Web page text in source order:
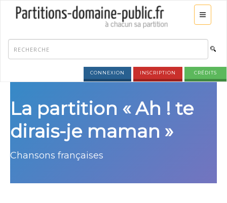
CONNEXION INSCRIPTION CRÉDITS
La partition « Ah ! te
dirais-je maman »
Chansons françaises